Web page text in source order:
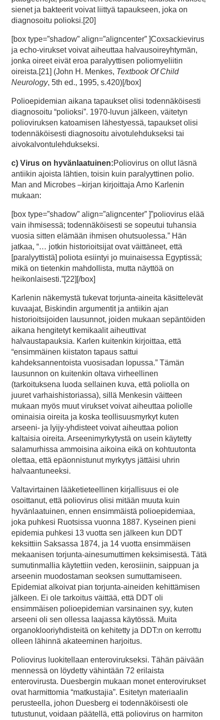
sienet ja bakteerit voivat liittyä tapaukseen, joka on
diagnosoitu polioksi.[20]
[box type=”shadow” align=”aligncenter” ]Coxsackievirus
ja echo-virukset voivat aiheuttaa halvausoireyhtymän,
jonka oireet eivät eroa paralyyttisen poliomyeliitin
oireista.[21] (John H. Menkes, Textbook Of Child
Neurology, 5th ed., 1995, s.420)[/box]
Polioepidemian aikana tapaukset olisi todennäköisesti
diagnosoitu “polioksi”. 1970-luvun jälkeen, väitetyn
polioviruksen katoamisen lähestyessä, tapaukset olisi
todennäköisesti diagnosoitu aivotulehdukseksi tai
aivokalvontulehdukseksi.
c) Virus on hyvänlaatuinen:Poliovirus on ollut läsnä
antiikin ajoista lähtien, toisin kuin paralyyttinen polio.
Man and Microbes –kirjan kirjoittaja Arno Karlenin
mukaan:
[box type=”shadow” align=”aligncenter” ]”poliovirus elää
vain ihmisessä; todennäköisesti se sopeutui tuhansia
vuosia sitten elämään ihmisen ohutsuolessa.” Hän
jatkaa, “… jotkin historioitsijat ovat väittäneet, että
[paralyyttistä] poliota esiintyi jo muinaisessa Egyptissä;
mikä on tietenkin mahdollista, mutta näyttöä on
heikonlaisesti.”[22][/box]
Karlenin näkemystä tukevat torjunta-aineita käsittelevät
kuvaajat, Biskindin argumentit ja antiikin ajan
historioitsijoiden lausunnot, joiden mukaan sepäntöiden
aikana hengitetyt kemikaalit aiheuttivat
halvaustapauksia. Karlen kuitenkin kirjoittaa, että
“ensimmäinen kiistaton tapaus sattui
kahdeksannentoista vuosisadan lopussa.” Tämän
lausunnon on kuitenkin oltava virheellinen
(tarkoituksena luoda sellainen kuva, että poliolla on
juuret varhaishistoriassa), sillä Menkesin väitteen
mukaan myös muut virukset voivat aiheuttaa poliolle
ominaisia oireita ja koska teollisuusmyrkyt kuten
arseeni- ja lyijy-yhdisteet voivat aiheuttaa polion
kaltaisia oireita. Arseenimyrkytystä on usein käytetty
salamurhissa ammoisina aikoina eikä on kohtuutonta
olettaa, että epäonnistunut myrkytys jättäisi uhrin
halvaantuneeksi.
Valtavirtainen lääketieteellinen kirjallisuus ei ole
osoittanut, että poliovirus olisi mitään muuta kuin
hyvänlaatuinen, ennen ensimmäistä polioepidemiaa,
joka puhkesi Ruotsissa vuonna 1887. Kyseinen pieni
epidemia puhkesi 13 vuotta sen jälkeen kun DDT
keksittiin Saksassa 1874, ja 14 vuotta ensimmäisen
mekaanisen torjunta-ainesumuttimen keksimisestä. Tätä
sumutinmallia käytettiin veden, kerosiinin, saippuan ja
arseenin muodostaman seoksen sumuttamiseen.
Epidemiat alkoivat pian torjunta-aineiden kehittämisen
jälkeen. Ei ole tarkoitus väittää, että DDT oli
ensimmäisen polioepidemian varsinainen syy, kuten
arseeni oli sen ollessa laajassa käytössä. Muita
organoklooriyhdisteitä on kehitetty ja DDT:n on kerrottu
olleen lähinnä akateeminen harjoitus.
Poliovirus luokitellaan enterovirukseksi. Tähän päivään
mennessä on löydetty vähintään 72 erilaista
enterovirusta. Duesbergin mukaan monet enterovirukset
ovat harmittomia “matkustajia”. Esitetyn materiaalin
perusteella, johon Duesberg ei todennäköisesti ole
tutustunut, voidaan päätellä, että poliovirus on harmiton